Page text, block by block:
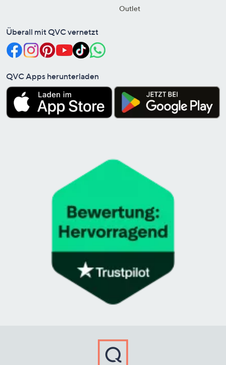
Outlet
Überall mit QVC vernetzt
QVC Apps herunterladen